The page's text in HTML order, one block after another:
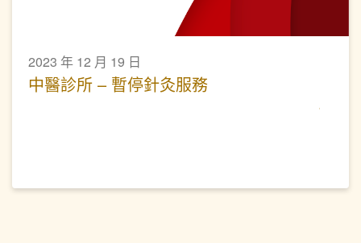
2023 年 12 月 19 日
中醫診所 – 暫停針灸服務